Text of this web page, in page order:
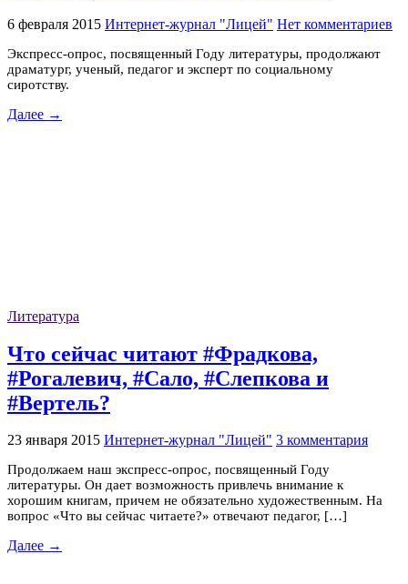
6 февраля 2015 Интернет-журнал "Лицей" Нет комментариев
Экспресс-опрос, посвященный Году литературы, продолжают
драматург, ученый, педагог и эксперт по социальному
сиротству.
Далее →
Литература
Что сейчас читают #Фрадкова,
#Рогалевич, #Сало, #Слепкова и
#Вертель?
23 января 2015 Интернет-журнал "Лицей" 3 комментария
Продолжаем наш экспресс-опрос, посвященный Году
литературы. Он дает возможность привлечь внимание к
хорошим книгам, причем не обязательно художественным. На
вопрос «Что вы сейчас читаете?» отвечают педагог, […]
Далее →